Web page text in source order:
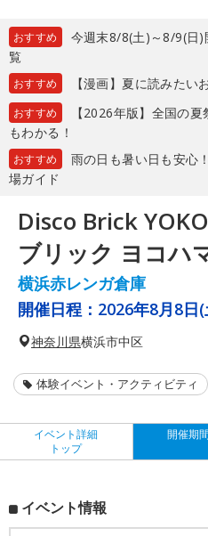
おすすめ
今週末8/8(土)～8/9(日)
覧
おすすめ 【漫画】夏に読みたい
おすすめ
【2026年版】全国の
もわかる！
おすすめ
雨の日も暑い日も安心
場ガイド
Disco Brick
ブリック ヨコハ
横浜赤レンガ倉庫
開催日程： 2026年8月8日
神奈川県横浜市中区
体験イベント・アクティビティ
イベント詳細
トップ
開催期
イベント情報